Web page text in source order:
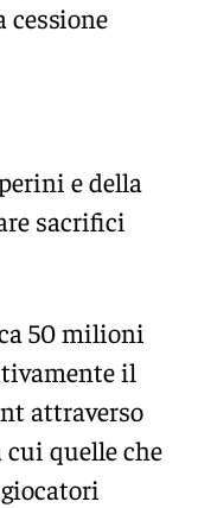
cessione
e della
sacrifici
50 milioni
il
attraverso
quelle che